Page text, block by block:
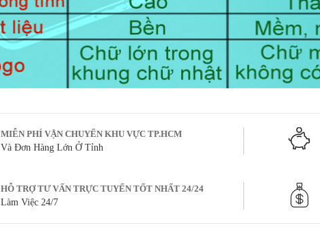
MIỄN PHÍ VẬN CHUYỂN KHU VỰC TP.HCM
Và Đơn Hàng Lớn Ở Tỉnh
HỖ TRỢ TƯ VẤN TRỰC TUYẾN TỐT NHẤT 24/24
Làm Việc 24/7